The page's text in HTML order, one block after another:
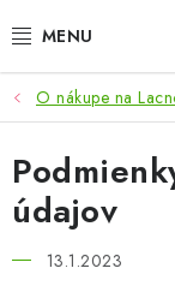
na
NAŠE AKCIE!
NAŠE NOVINKY!
POTRAVINY
O nákupe na
údajov
13.1.2023